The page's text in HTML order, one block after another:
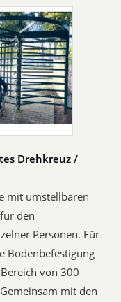
Drehkreuz /
mit umstellbaren
den
Personen. Für
Bodenbefestigung
von 300
mit den